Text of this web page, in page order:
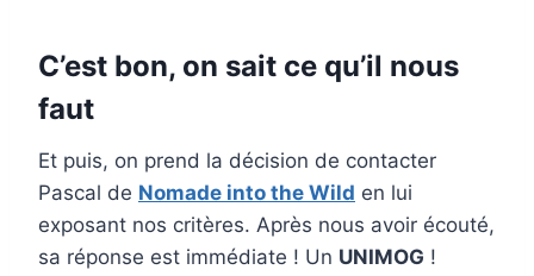
C’est bon, on sait ce qu’il nous
faut
Et puis, on prend la décision de contacter
Pascal de Nomade into the Wild en lui
exposant nos critères. Après nous avoir écouté,
sa réponse est immédiate ! Un UNIMOG !